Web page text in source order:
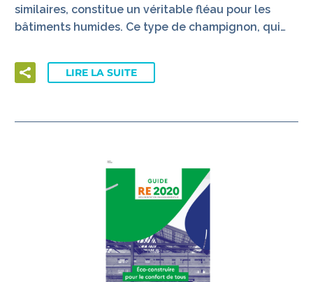
similaires, constitue un véritable fléau pour les
bâtiments humides. Ce type de champignon, qui…
LIRE LA SUITE